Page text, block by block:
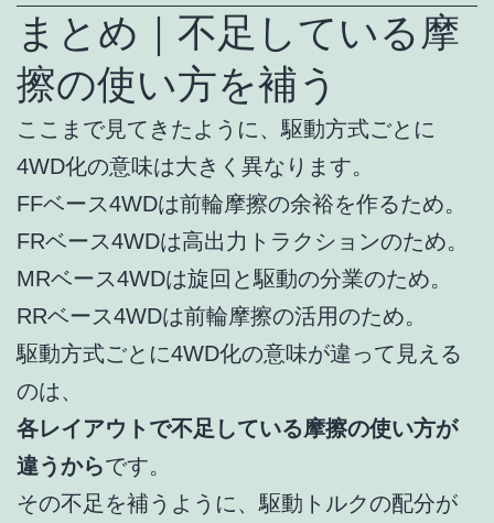
まとめ｜不足している摩
擦の使い方を補う
ここまで見てきたように、駆動方式ごとに
4WD化の意味は大きく異なります。
FFベース4WDは前輪摩擦の余裕を作るため。
FRベース4WDは高出力トラクションのため。
MRベース4WDは旋回と駆動の分業のため。
RRベース4WDは前輪摩擦の活用のため。
駆動方式ごとに4WD化の意味が違って見える
のは、
各レイアウトで不足している摩擦の使い方が
違うからです。
その不足を補うように、駆動トルクの配分が